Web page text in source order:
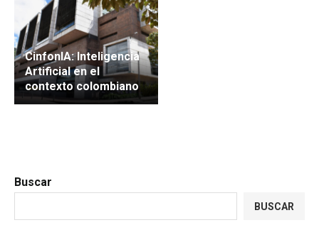
CinfonIA: Inteligencia
Artificial en el
contexto colombiano
Buscar
BUSCAR